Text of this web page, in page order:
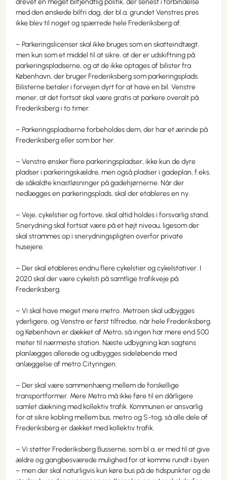
drevet en meget bilfjendtlig politik, der senest i forbindelse
med den ønskede bilfri dag, der bl.a. grundet Venstres pres
ikke blev til noget og spærrede hele Frederiksberg af.
– Parkeringslicenser skal ikke bruges som en skatteindtægt,
men kun som et middel til at sikre, at der er udskiftning på
parkeringspladserne, og at de ikke optages af bilister fra
København, der bruger Frederiksberg som parkeringsplads.
Bilisterne betaler i forvejen dyrt for at have en bil. Venstre
mener, at det fortsat skal være gratis at parkere overalt på
Frederiksberg i to timer.
– Parkeringspladserne forbeholdes dem, der har et ærinde på
Frederiksberg eller som bor her.
– Venstre ønsker flere parkeringspladser, ikke kun de dyre
pladser i parkeringskældre, men også pladser i gadeplan, f.eks.
de såkaldte knastløsninger på gadehjørnerne. Når der
nedlægges en parkeringsplads, skal der etableres en ny.
– Veje, cykelstier og fortove, skal altid holdes i forsvarlig stand.
Snerydning skal fortsat være på et højt niveau, ligesom der
skal strammes op i snerydningspligten overfor private
husejere.
– Der skal etableres endnu flere cykelstier og cykelstativer. I
2020 skal der være cykelsti på samtlige trafikveje på
Frederiksberg.
– Vi skal have meget mere metro. Metroen skal udbygges
yderligere, og Venstre er først tilfredse, når hele Frederiksberg
og København er dækket af Metro, så ingen har mere end 500
meter til nærmeste station. Næste udbygning kan sagtens
planlægges allerede og udbygges sideløbende med
anlæggelse af metro Cityringen.
– Der skal være sammenhæng mellem de forskellige
transportformer. Mere Metro må ikke føre til en dårligere
samlet dækning med kollektiv trafik. Kommunen er ansvarlig
for at sikre kobling mellem bus, metro og S-tog, så alle dele af
Frederiksberg er dækket med kollektiv trafik.
– Vi støtter Frederiksberg Busserne, som bl.a. er med til at give
ældre og gangbesværede mulighed for at komme rundt i byen
– men der skal naturligvis kun køre bus på de tidspunkter og de